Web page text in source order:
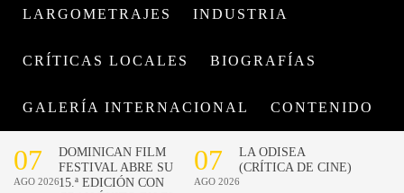
LARGOMETRAJES INDUSTRIA
CRÍTICAS LOCALES BIOGRAFÍAS
GALERÍA INTERNACIONAL CONTENIDO